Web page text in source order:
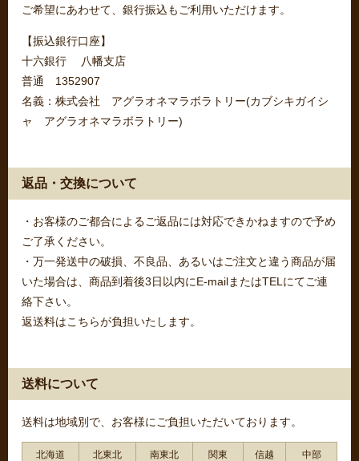
ご希望にあわせて、銀行振込もご利用いただけます。
【振込銀行口座】
十六銀行 八幡支店
普通 1352907
名義：株式会社 アグラオネマラボラトリー(カブシキガイシ
ャ アグラオネマラボラトリー)
返品・交換について
・お客様のご都合によるご返品には対応できかねますので予め
ご了承ください。
・万一発送中の破損、不良品、あるいはご注文と違う商品が届
いた場合は、商品到着後3日以内にE-mailまたはTELにてご連
絡下さい。
返送料はこちらが負担いたします。
送料について
送料は地域別で、お客様にご負担いただいております。
北海道 北東北 南東北 関東 信越 中部